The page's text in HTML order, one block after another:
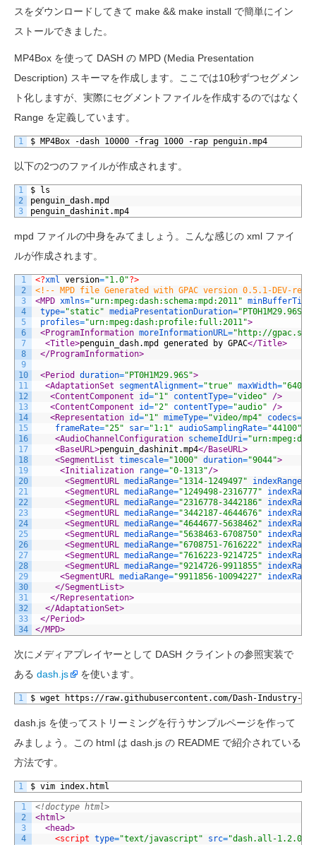
スをダウンロードしてきて make && make install で簡単にイン
ストールできました。
MP4Box を使って DASH の MPD (Media Presentation
Description) スキーマを作成します。ここでは10秒ずつセグメン
ト化しますが、実際にセグメントファイルを作成するのではなく
Range を定義しています。
1 $ MP4Box -dash 10000 -frag 1000 -rap penguin.mp4
以下の2つのファイルが作成されます。
1
2
3
$ ls
penguin_dash.mpd
penguin_dashinit.mp4
mpd ファイルの中身をみてましょう。こんな感じの xml ファイ
ルが作成されます。
1
2
3
4
5
6
7
8
9
10
11
12
13
14
15
16
17
18
19
20
21
22
23
24
25
26
27
28
29
30
31
32
33
34
<?xml version="1.0"?>
<!-- MPD file Generated with GPAC version 0.5.1-DEV-
<MPD xmlns="urn:mpeg:dash:schema:mpd:2011" minBufferTime
type="static" mediaPresentationDuration="PT0H1M29.96S"
profiles="urn:mpeg:dash:profile:full:2011">
<ProgramInformation moreInformationURL="http://
<Title>penguin_dash.mpd generated by GPAC</Title>
</ProgramInformation>
<Period duration="PT0H1M29.96S">
<AdaptationSet segmentAlignment="true" maxWidth="640"
<ContentComponent id="1" contentType="video" />
<ContentComponent id="2" contentType="audio" />
<Representation id="1" mimeType="video/mp4" codecs=
frameRate="25" sar="1:1" audioSamplingRate="44100"
<AudioChannelConfiguration schemeIdUri=
<BaseURL>penguin_dashinit.mp4</BaseURL>
<SegmentList timescale="1000" duration="9044">
<Initialization
range="0-1313"/>
<SegmentURL mediaRange="1314-1249497" indexRange
<SegmentURL mediaRange="1249498-2316777"
indexRange
<SegmentURL mediaRange="2316778-3442186"
indexRange
<SegmentURL mediaRange="3442187-4644676"
indexRange
<SegmentURL mediaRange="4644677-5638462"
indexRange
<SegmentURL mediaRange="5638463-6708750"
indexRange
<SegmentURL mediaRange="6708751-7616222"
indexRange
<SegmentURL mediaRange="7616223-9214725"
indexRange
<SegmentURL mediaRange="9214726-9911855"
indexRange
<SegmentURL mediaRange="9911856-10094227"
indexRange
</SegmentList>
</Representation>
</AdaptationSet>
</Period>
</MPD>
次にメディアプレイヤーとして DASH クライントの参照実装で
ある dash.js を使います。
1 $ wget https://raw.githubusercontent.com/Dash-
dash.js を使ってストリーミングを行うサンプルページを作って
みましょう。この html は dash.js の README で紹介されている
方法です。
1 $ vim index.html
1
2
3
4
<!doctype html>
<html>
<head>
<script type="text/javascript" src="dash.all-